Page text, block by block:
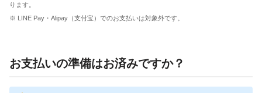
ります。
※ LINE Pay・Alipay（支付宝）でのお支払いは対象外です。
お支払いの準備はお済みですか？